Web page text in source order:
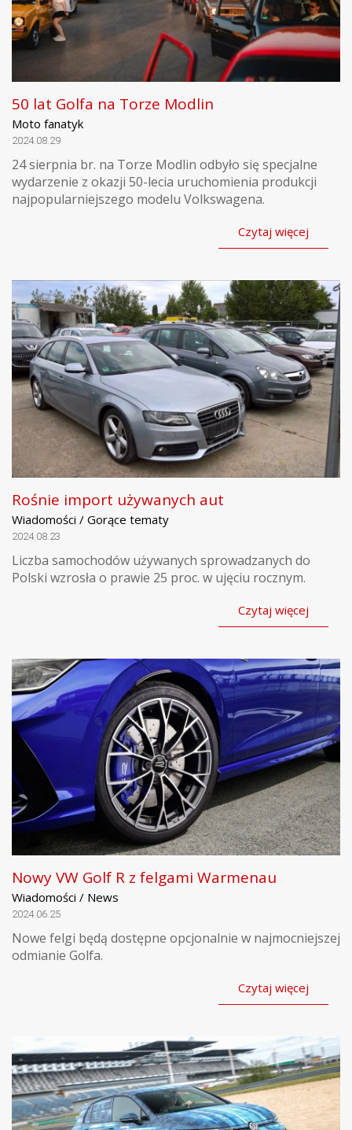
50 lat Golfa na Torze Modlin
Moto fanatyk
2024.08.29
24 sierpnia br. na Torze Modlin odbyło się specjalne
wydarzenie z okazji 50-lecia uruchomienia produkcji
najpopularniejszego modelu Volkswagena.
Czytaj więcej
Rośnie import używanych aut
Wiadomości / Gorące tematy
2024.08.23
Liczba samochodów używanych sprowadzanych do
Polski wzrosła o prawie 25 proc. w ujęciu rocznym.
Czytaj więcej
Nowy VW Golf R z felgami Warmenau
Wiadomości / News
2024.06.25
Nowe felgi będą dostępne opcjonalnie w najmocniejszej
odmianie Golfa.
Czytaj więcej